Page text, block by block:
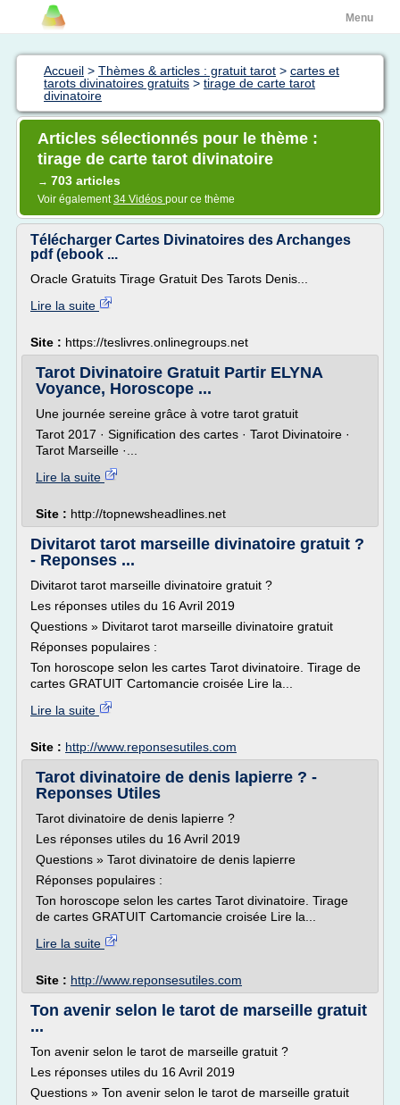
Menu
Accueil > Thèmes & articles : gratuit tarot > cartes et
tarots divinatoires gratuits > tirage de carte tarot
divinatoire
Articles sélectionnés pour le thème :
tirage de carte tarot divinatoire
→ 703 articles
Voir également34 Vidéos pour ce thème
Télécharger Cartes Divinatoires des Archanges
pdf (ebook ...
Oracle Gratuits Tirage Gratuit Des Tarots Denis...
Lire la suite
Site : https://teslivres.onlinegroups.net
Tarot Divinatoire Gratuit Partir ELYNA
Voyance, Horoscope ...
Une journée sereine grâce à votre tarot gratuit
Tarot 2017 · Signification des cartes · Tarot Divinatoire ·
Tarot Marseille ·...
Lire la suite
Site : http://topnewsheadlines.net
Divitarot tarot marseille divinatoire gratuit ?
- Reponses ...
Divitarot tarot marseille divinatoire gratuit ?
Les réponses utiles du 16 Avril 2019
Questions » Divitarot tarot marseille divinatoire gratuit
Réponses populaires :
Ton horoscope selon les cartes Tarot divinatoire. Tirage de
cartes GRATUIT Cartomancie croisée Lire la...
Lire la suite
Site : http://www.reponsesutiles.com
Tarot divinatoire de denis lapierre ? -
Reponses Utiles
Tarot divinatoire de denis lapierre ?
Les réponses utiles du 16 Avril 2019
Questions » Tarot divinatoire de denis lapierre
Réponses populaires :
Ton horoscope selon les cartes Tarot divinatoire. Tirage
de cartes GRATUIT Cartomancie croisée Lire la...
Lire la suite
Site : http://www.reponsesutiles.com
Ton avenir selon le tarot de marseille gratuit
...
Ton avenir selon le tarot de marseille gratuit ?
Les réponses utiles du 16 Avril 2019
Questions » Ton avenir selon le tarot de marseille gratuit